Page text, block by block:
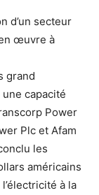
d’un secteur
œuvre à
grand
capacité
Power
Plc et Afam
les
américains
à la